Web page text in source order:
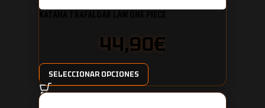
44,90€
SELECCIONAR OPCIONES